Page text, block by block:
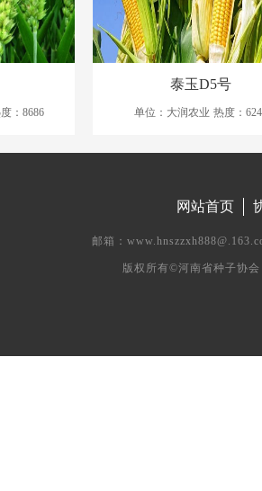
：8686
泰玉D5号
单位：大润农业 热度：
网站首页
邮箱：
版权所有©河南省种子协